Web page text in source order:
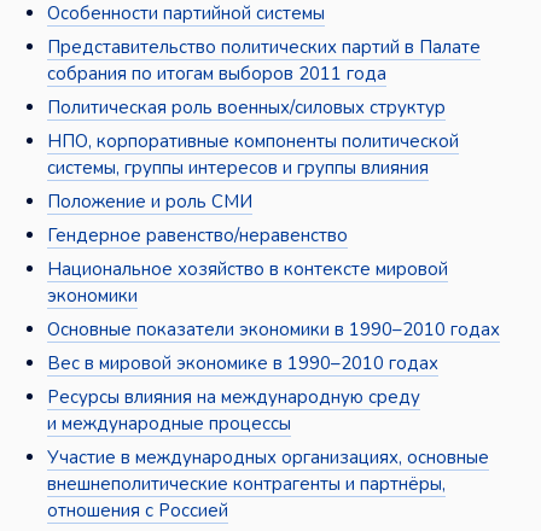
Особенности партийной системы
Представительство политических партий в Палате
собрания по итогам выборов 2011 года
Политическая роль военных/силовых структур
НПО, корпоративные компоненты политической
системы, группы интересов и группы влияния
Положение и роль СМИ
Гендерное равенство/неравенство
Национальное хозяйство в контексте мировой
экономики
Основные показатели экономики в 1990–2010 годах
Вес в мировой экономике в 1990–2010 годах
Ресурсы влияния на международную среду
и международные процессы
Участие в международных организациях, основные
внешнеполитические контрагенты и партнёры,
отношения с Россией